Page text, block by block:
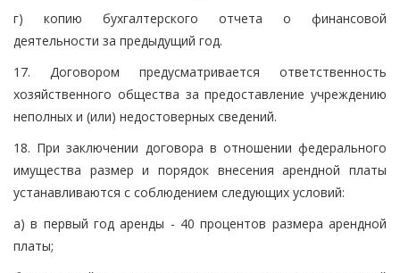
г) копию бухгалтерского отчета о финансовой
деятельности за предыдущий год.
17. Договором предусматривается ответственность
хозяйственного общества за предоставление учреждению
неполных и (или) недостоверных сведений.
18. При заключении договора в отношении федерального
имущества размер и порядок внесения арендной платы
устанавливаются с соблюдением следующих условий:
а) в первый год аренды - 40 процентов размера арендной
платы;